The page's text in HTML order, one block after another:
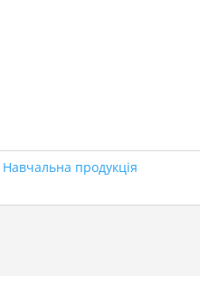
Навчальна продукція